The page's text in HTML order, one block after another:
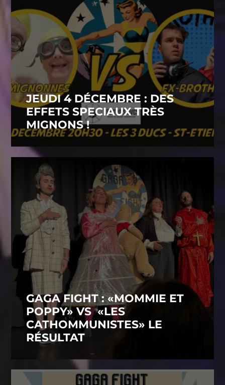
JEUDI 4 DÉCEMBRE : DES
EFFETS SPECIAUX TRÈS
MIGNONS !
GAGA FIGHT : «MOMMIE ET
POPPY» VS «LES
CATHOMMUNISTES» LE
RÉSULTAT